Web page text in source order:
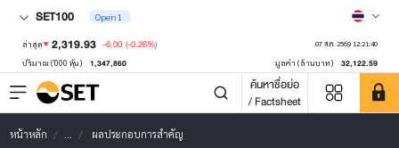
SET100 Open1
ล่าสุด 2,319.93 -6.00 (-0.26%) 07 ส.ค. 2569 12:21:40
ปริมาณ ('000 หุ้น) 1,347,860 มูลค่า (ล้านบาท) 32,122.59
ค้นหาชื่อย่อ
/ Factsheet
หน้าหลัก ... ผลประกอบการสำคัญ